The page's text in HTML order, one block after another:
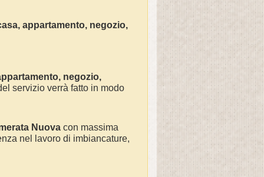
, appartamento, negozio,
negozio,
servizio verrà fatto in modo
Nuova con massima
nel lavoro di imbiancature,